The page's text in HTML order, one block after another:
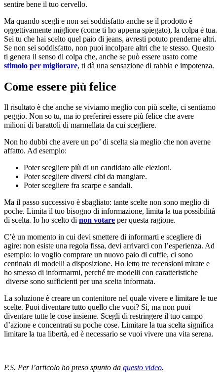
sentire bene il tuo cervello.
Ma quando scegli e non sei soddisfatto anche se il prodotto è
oggettivamente migliore (come ti ho appena spiegato), la colpa è tua.
Sei tu che hai scelto quel paio di jeans, avresti potuto prenderne altri.
Se non sei soddisfatto, non puoi incolpare altri che te stesso. Questo
ti genera il senso di colpa che, anche se può essere usato come
stimolo per migliorare, ti dà una sensazione di rabbia e impotenza.
Come essere più felice
Il risultato è che anche se viviamo meglio con più scelte, ci sentiamo
peggio. Non so tu, ma io preferirei essere più felice che avere
milioni di barattoli di marmellata da cui scegliere.
Non ho dubbi che avere un po’ di scelta sia meglio che non averne
affatto. Ad esempio:
Poter scegliere più di un candidato alle elezioni.
Poter scegliere diversi cibi da mangiare.
Poter scegliere fra scarpe e sandali.
Ma il passo successivo è sbagliato: tante scelte non sono meglio di
poche. Limita il tuo bisogno di informazione, limita la tua possibilità
di scelta. Io ho scelto di non votare per questa ragione.
C’è un momento in cui devi smettere di informarti e scegliere di
agire: non esiste una regola fissa, devi arrivarci con l’esperienza. Ad
esempio: io voglio comprare un nuovo paio di cuffie, ci sono
centinaia di modelli a disposizione. Ho letto tre recensioni mirate e
ho smesso di informarmi, perché tre modelli con caratteristiche
diverse sono sufficienti per una scelta informata.
La soluzione è creare un contenitore nel quale vivere e limitare le tue
scelte. Puoi diventare tutto quello che vuoi? Sì, ma non puoi
diventare tutte le cose insieme. Scegli di restringere il tuo campo
d’azione e concentrati su poche cose. Limitare la tua scelta significa
limitare la tua libertà, ed è necessario se vuoi vivere una vita serena.
P.S. Per l’articolo ho preso spunto da questo video.